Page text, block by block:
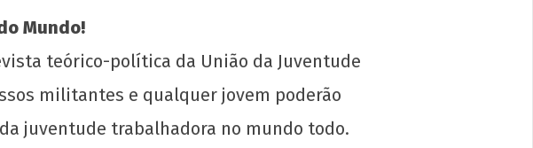
Mundo!
teórico-política da União da Juventude
militantes e qualquer jovem poderão
juventude trabalhadora no mundo todo.